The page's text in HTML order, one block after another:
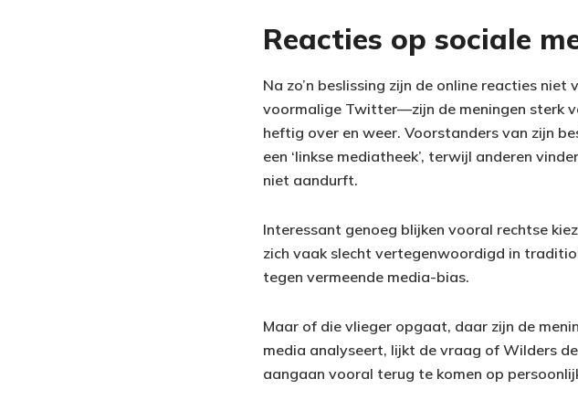
Reacties op sociale
Na zo’n beslissing zijn de online reacties
voormalige Twitter—zijn de meningen sterk
heftig over en weer. Voorstanders van zijn
een ‘linkse mediatheek’, terwijl anderen
niet aandurft.
Interessant genoeg blijken vooral rechtse
zich vaak slecht vertegenwoordigd in
tegen vermeende media-bias.
Maar of die vlieger opgaat, daar zijn de
media analyseert, lijkt de vraag of Wilders
aangaan vooral terug te komen op